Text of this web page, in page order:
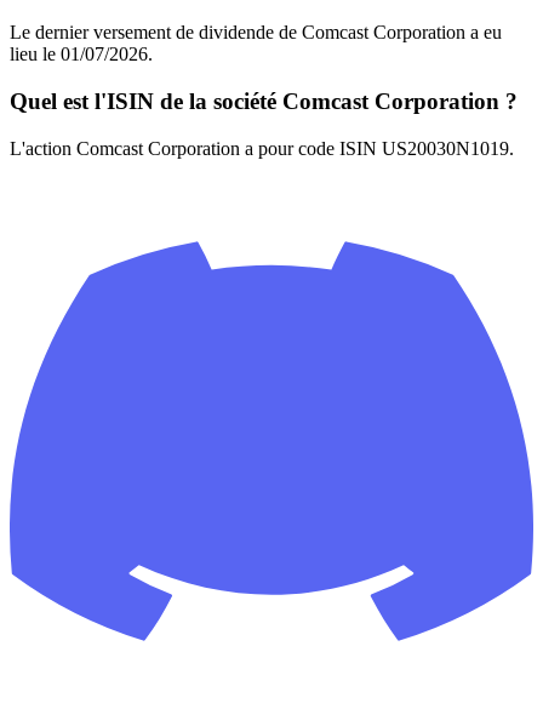
Le dernier versement de dividende de Comcast Corporation a eu
lieu le 01/07/2026.
Quel est l'ISIN de la société Comcast Corporation ?
L'action Comcast Corporation a pour code ISIN US20030N1019.